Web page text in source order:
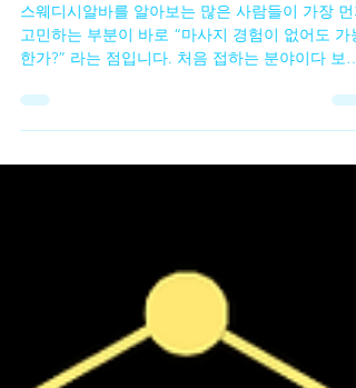
어도 가능한지 고민!
스웨디시알바를 알아보는 많은 사람들이 가장 먼
한가?” 라는 점입니다. 처음 접하는 분야이다 보니
전문적인 기술이 필요하지 않을까 걱정하는 경우
사지의 경우 기본적인 테크닉이 정해져 있기 때문
업소에서 간단한 교육을 진행하거나, 처음에는 비
적 부담이 적은 방식으로 일을 배우는 경우가 많습
니다. 물론 업소마다 방식은 다르지만 초보자를 받
는 곳에서는 기본적인 마사지 방법이나 손 압력, 동
작 등을 설명해 주는 경우가 일반적입니다. 스웨디